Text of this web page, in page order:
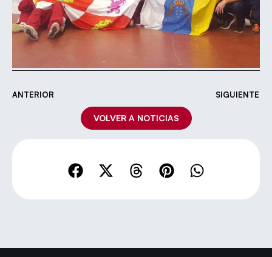
ANTERIOR SIGUIENTE
VOLVER A NOTICIAS